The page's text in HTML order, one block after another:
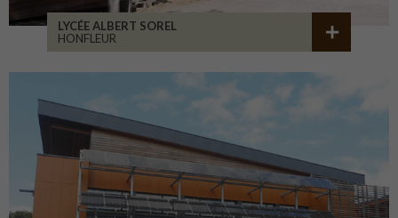
LYCÉE ALBERT SOREL
HONFLEUR